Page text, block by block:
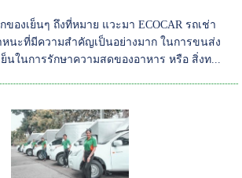
ของเย็นๆ ถึงที่หมาย แวะมา ECOCAR รถเช่า
หนะที่มีความสำคัญเป็นอย่างมาก ในการขนส่ง
นในการรักษาความสดของอาหาร หรือ สิ่งท...